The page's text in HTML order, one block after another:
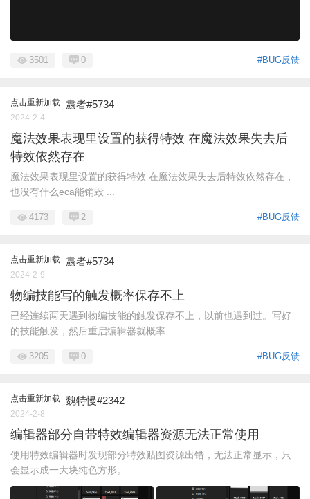
#BUG反馈
3501 0
点击重新加载 纛者#5734
2024-2-4
魔法效果表现里设置的获得特效 在魔法效果失去后
特效依然存在
魔法效果表现里设置的获得特效 在魔法效果失去后特效依然存在，
也没有什么eca能销毁 ...
#BUG反馈
4173 2
点击重新加载 纛者#5734
2024-2-9
物编技能写的触发概率保存不上
已经连续两天遇到物编技能的触发保存不上，以前也遇到过。写好
的技能触发，然后重启编辑器就概率 ...
#BUG反馈
3205 0
点击重新加载 魏特慢#2342
2024-2-8
编辑器部分自带特效编辑器资源无法正常使用
使用特效编辑器时发现部分特效贴图资源出错，无法正常显示，只
会显示成一大块纯色方形。 ...